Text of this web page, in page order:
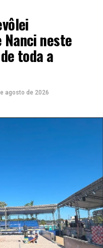
Nanci neste
toda a
agosto de 2026